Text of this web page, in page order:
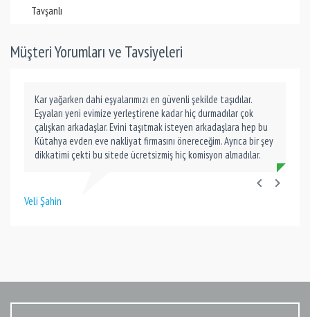
Tavşanlı
Müşteri Yorumları ve Tavsiyeleri
Kar yağarken dahi eşyalarımızı en güvenli şekilde taşıdılar.
Eşyaları yeni evimize yerleştirene kadar hiç durmadılar çok
çalışkan arkadaşlar. Evini taşıtmak isteyen arkadaşlara hep bu
Kütahya evden eve nakliyat firmasını önereceğim. Ayrıca bir şey
dikkatimi çekti bu sitede ücretsizmiş hiç komisyon almadılar.
Veli Şahin